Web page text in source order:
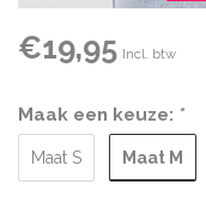
€19,95 Incl. btw
Maak een keuze: *
Maat S Maat M